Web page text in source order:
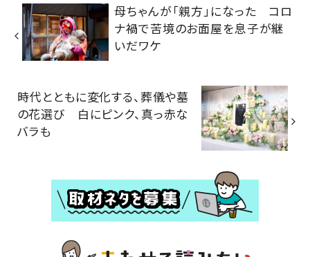
母ちゃんが「親方」になった コロ
ナ禍で苦境のお面屋を息子が継
いだワケ
時代とともに変化する、葬儀や墓
の花選び 白にピンク、真っ赤な
バラも